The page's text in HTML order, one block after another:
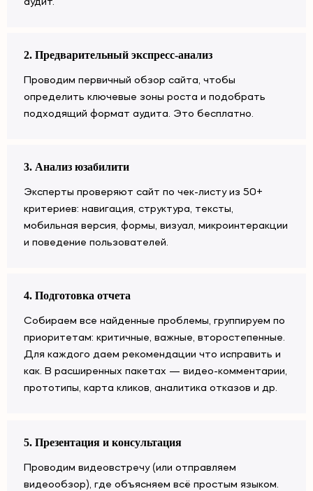
2. Предварительный экспресс-анализ
Проводим первичный обзор сайта, чтобы
определить ключевые зоны роста и подобрать
подходящий формат аудита. Это бесплатно.
3. Анализ юзабилити
Эксперты проверяют сайт по чек-листу из 50+
критериев: навигация, структура, тексты,
мобильная версия, формы, визуал, микроинтеракции
и поведение пользователей.
4. Подготовка отчета
Собираем все найденные проблемы, группируем по
приоритетам: критичные, важные, второстепенные.
Для каждого даем рекомендации что исправить и
как. В расширенных пакетах — видео-комментарии,
прототипы, карта кликов, аналитика отказов и др.
5. Презентация и консультация
Проводим видеовстречу (или отправляем
видеообзор), где объясняем всё простым языком.